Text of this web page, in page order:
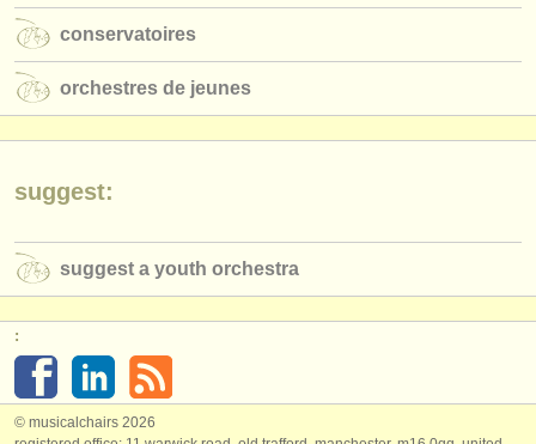
find out about ourATS
ATSfaq
s'identifier
conservatoires
orchestres de jeunes
suggest:
suggest a youth orchestra
:
© musicalchairs 2026